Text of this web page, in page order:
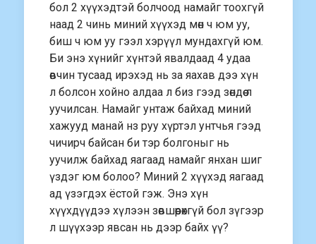
бол 2 хүүхэдтэй болчоод намайг тоохгүй
наад 2 чинь миний хүүхэд мөн ч юм уу,
биш ч юм уу гээл хэрүүл мундахгүй юм.
Би энэ хүнийг хүнтэй явалдаад 4 удаа
өвчин тусаад ирэхэд нь за яахав дээ хүн
л болсон хойно алдаа л биз гээд зөндөө л
уучилсан. Намайг унтаж байхад миний
хажууд манай нз руу хүртэл унтчья гээд
чичирч байсан би тэр болгоныг нь
уучилж байхад яагаад намайг янхан шиг
үздэг юм болоо? Миний 2 хүүхэд яагаад
ад үзэгдэх ёстой гэж. Энэ хүн
хүүхдүүдээ хүлээн зөвшөөрөхгүй бол зүгээр
л шүүхээр явсан нь дээр байх үү?